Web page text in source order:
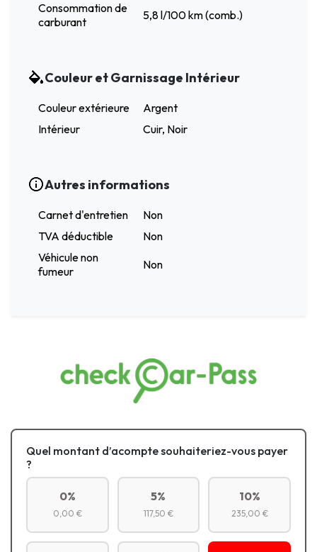
Consommation de
carburant
5,8 l/100 km (comb.)
Couleur et Garnissage Intérieur
Couleur extérieure
Argent
Intérieur
Cuir, Noir
Autres informations
Carnet d'entretien
Non
TVA déductible
Non
Véhicule non
fumeur
Non
Quel montant d’acompte souhaiteriez-vous payer
?
0%
0,00 €
5%
117,50 €
10%
235,00 €